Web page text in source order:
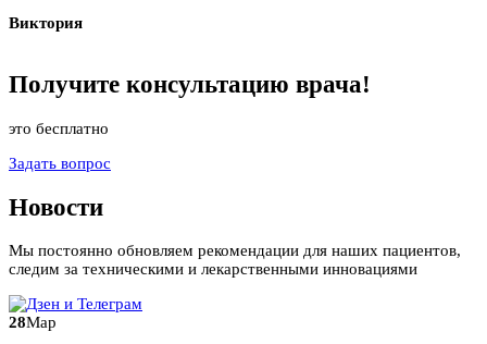
Виктория
Получите консультацию врача!
это бесплатно
Задать вопрос
Новости
Мы постоянно обновляем рекомендации для наших пациентов,
следим за техническими и лекарственными инновациями
28Мар